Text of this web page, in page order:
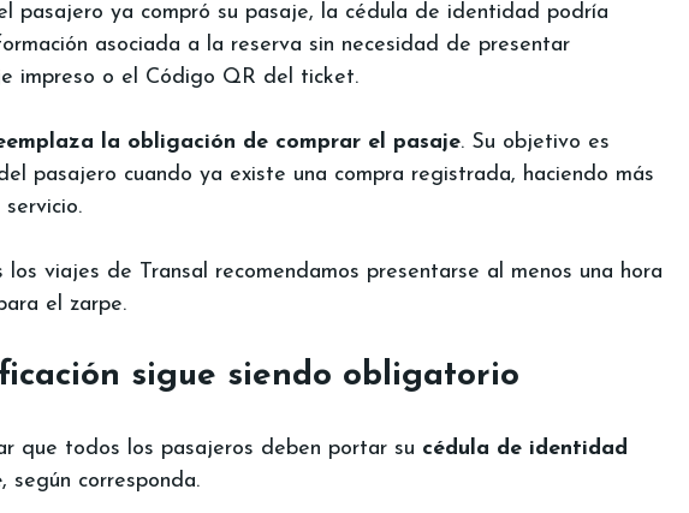
pasajero ya compró su pasaje, la cédula de identidad podría
asociada a la reserva sin necesidad de presentar
impreso o el Código QR del ticket.
la obligación de comprar el pasaje. Su objetivo es
pasajero cuando ya existe una compra registrada, haciendo más
los viajes de Transal recomendamos presentarse al menos una hora
el zarpe.
sigue siendo obligatorio
que todos los pasajeros deben portar su cédula de identidad
, según corresponda.